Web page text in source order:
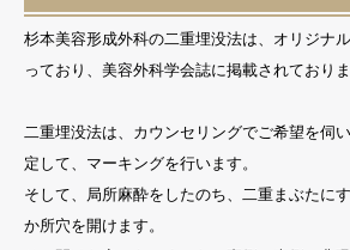
杉本美容形成外科の二重埋没法は、オリジナ
っており、美容外科学会誌に掲載されておりま
二重埋没法は、カウンセリングでご希望を伺
定して、マーキングを行います。
そして、局所麻酔をしたのち、二重まぶたに
か所穴を開けます。